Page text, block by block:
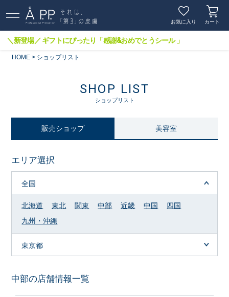
お気に入り カート
＼新登場／ ギフトにぴったり「感謝&おめでとうシール 」
HOME ショップリスト
SHOP LIST
ショップリスト
販売ショップ 美容室
エリア選択
全国
北海道 東北 関東 中部 近畿 中国
四国
九州・沖縄
東京都
中部の店舗情報一覧